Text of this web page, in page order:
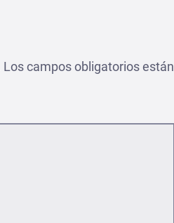
Los campos obligatorios están